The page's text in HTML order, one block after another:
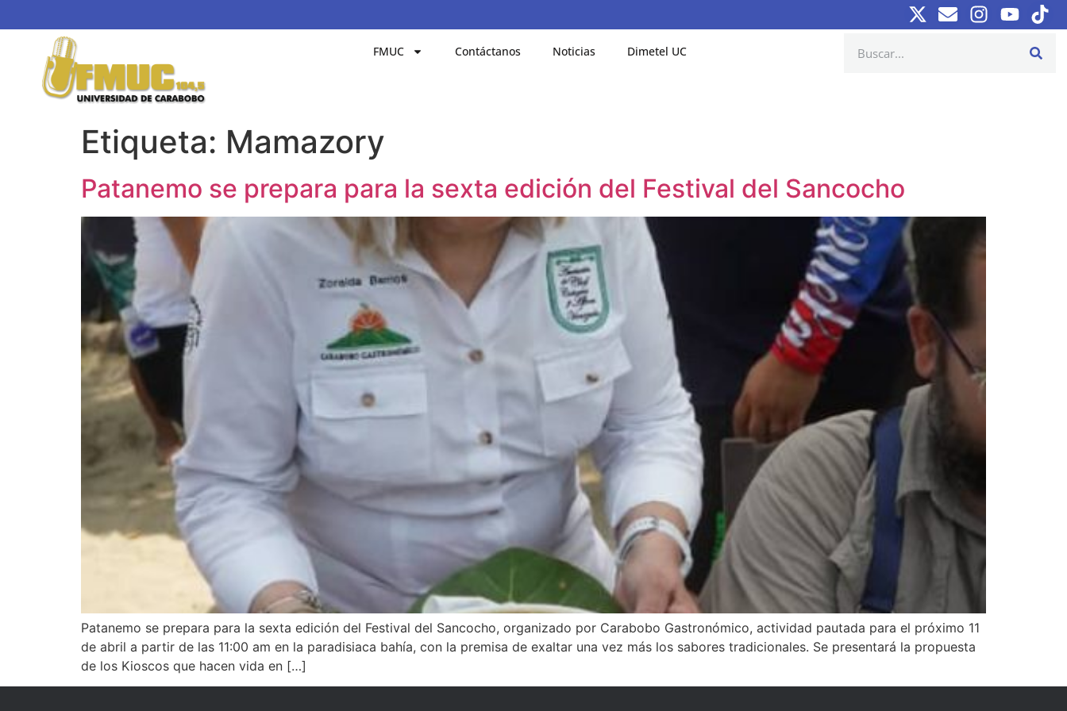
FMUC Contáctanos Noticias Dimetel UC
Etiqueta: Mamazory
Patanemo se prepara para la sexta edición del Festival del Sancocho
Patanemo se prepara para la sexta edición del Festival del Sancocho, organizado por Carabobo Gastronómico, actividad pautada para el próximo 11
de abril a partir de las 11:00 am en la paradisiaca bahía, con la premisa de exaltar una vez más los sabores tradicionales. Se presentará la propuesta
de los Kioscos que hacen vida en […]